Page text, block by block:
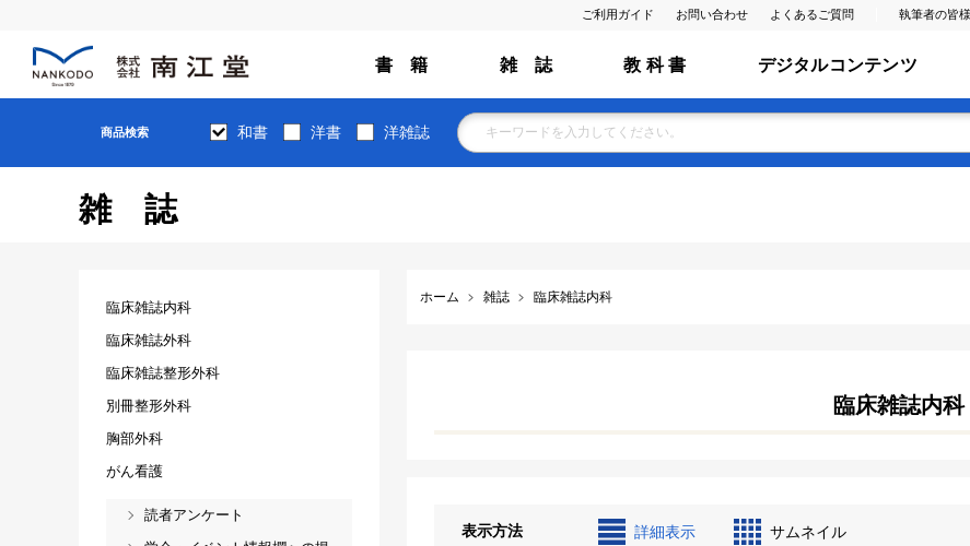
ご利用ガイド お問い合わせ よくあるご質問 執筆者の皆様
書 籍 雑 誌 教 科 書 デジタルコンテンツ
商品検索 和書 洋書 洋雑誌
雑誌
ホーム 雑誌 臨床雑誌内科
臨床雑誌内科
表示方法 詳細表示 サムネイル
臨床雑誌内科
臨床雑誌外科
臨床雑誌整形外科
別冊整形外科
胸部外科
がん看護
読者アンケート